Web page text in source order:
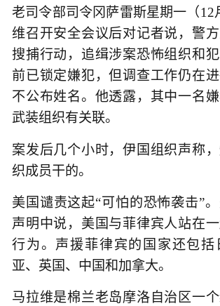
老司令部司令冈萨雷斯星期一（12
维召开安全会议后对记者说，警
搜捕行动，追缉涉案恐怖组织和
前已锁定嫌犯，但调查工作仍在
不公布姓名。他透露，其中一名
武装组织有关联。
案发后几个小时，伊国组织声称
织成员干的。
美国谴责这起“可怕的恐怖袭击”
声明中说，美国与菲律宾人站在
行为。声援菲律宾的国家还包括
亚、英国、中国和加拿大。
马拉维是棉兰老岛摩洛自治区一